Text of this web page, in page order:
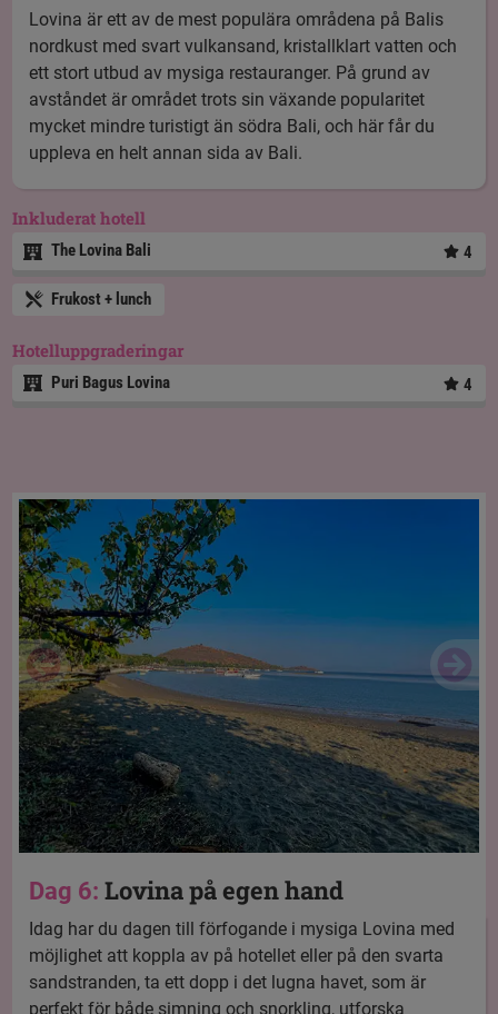
Lovina är ett av de mest populära områdena på Balis
nordkust med svart vulkansand, kristallklart vatten och
ett stort utbud av mysiga restauranger. På grund av
avståndet är området trots sin växande popularitet
mycket mindre turistigt än södra Bali, och här får du
uppleva en helt annan sida av Bali.
Inkluderat hotell
The Lovina Bali 4
Frukost + lunch
Hotelluppgraderingar
Puri Bagus Lovina 4
Dag 6:Lovina på egen hand
Idag har du dagen till förfogande i mysiga Lovina med
möjlighet att koppla av på hotellet eller på den svarta
sandstranden, ta ett dopp i det lugna havet, som är
perfekt för både simning och snorkling, utforska